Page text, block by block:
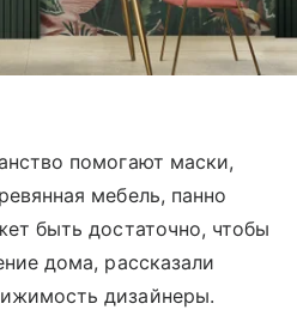
помогают маски,
мебель, панно
быть достаточно, чтобы
дома, рассказали
дизайнеры.